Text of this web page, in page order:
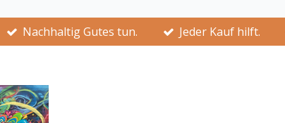
Nachhaltig Gutes tun. Jeder Kauf hilft.